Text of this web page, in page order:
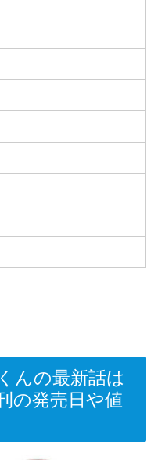
んの最新話は
の発売日や値